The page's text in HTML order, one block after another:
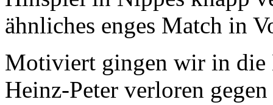
ähnliches enges Match in
Motiviert gingen wir in die
Heinz-Peter verloren